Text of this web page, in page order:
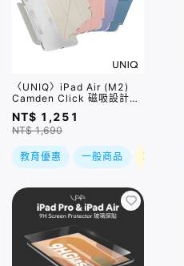
〈UNIQ〉iPad Air (M2)
Camden Click 磁吸設計帶
筆槽多功能極簡透明保護套 /
四色,兩種尺寸
NT$ 1,251
NT$ 1,690
教育優惠 一般商品 現折